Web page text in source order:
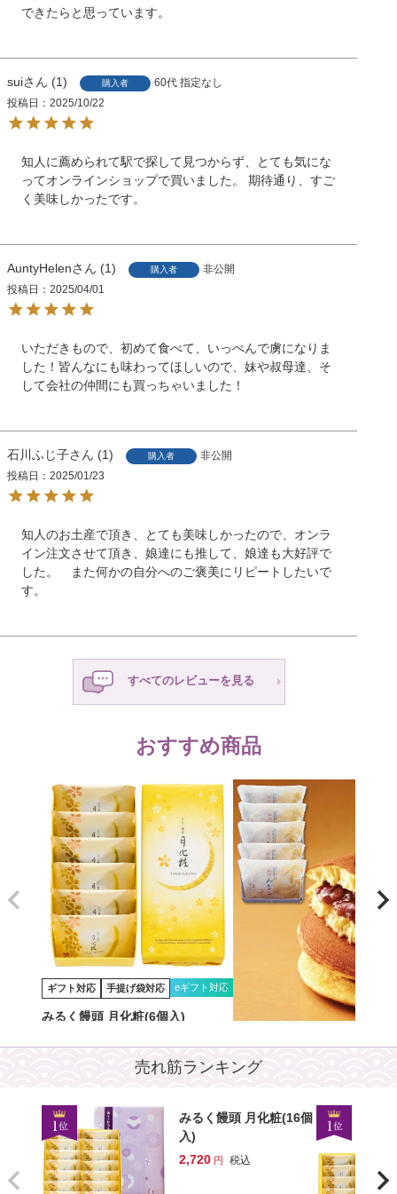
できたらと思っています。
sui 1 購入者 60代 指定なし
投稿日
2025/10/22
知人に薦められて駅で探して見つからず、とても気にな
ってオンラインショップで買いました。 期待通り、すご
く美味しかったです。
AuntyHelen 1 購入者
非公開
投稿日
2025/04/01
いただきもので、初めて食べて、いっぺんで虜になりま
した！皆んなにも味わってほしいので、妹や叔母達、そ
して会社の仲間にも買っちゃいました！
石川ふじ子 1 購入者
非公開
投稿日
2025/01/23
知人のお土産で頂き、とても美味しかったので、オンラ
イン注文させて頂き、娘達にも推して、娘達も大好評で
した。 また何かの自分へのご褒美にリピートしたいで
す。
すべてのレビューを見る
おすすめ商品
ギフト対応 手提げ袋対応 eギフト対応
みるく饅頭 月化粧(6個入)
詳しくはこちら
朝焼みかさ(5個入)
詳しくはこちら
売れ筋ランキング
みるく饅頭 月化粧(16個
入)
2,720
税込